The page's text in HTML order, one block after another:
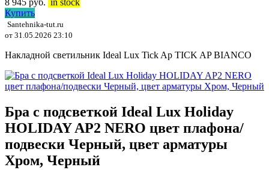
8 945 руб. in stock
Купить
Santehnika-tut.ru
от 31.05.2026 23:10
Накладной светильник Ideal Lux Tick Ap TICK AP BIANCO
Бра с подсветкой Ideal Lux Holiday
HOLIDAY AP2 NERO цвет плафона/
подвески Черный, цвет арматуры
Хром, Черный